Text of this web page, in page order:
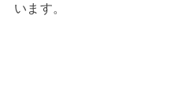
います。